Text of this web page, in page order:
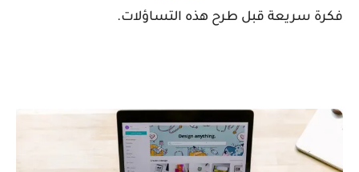
فكرة سريعة قبل طرح هذه التساؤلات.